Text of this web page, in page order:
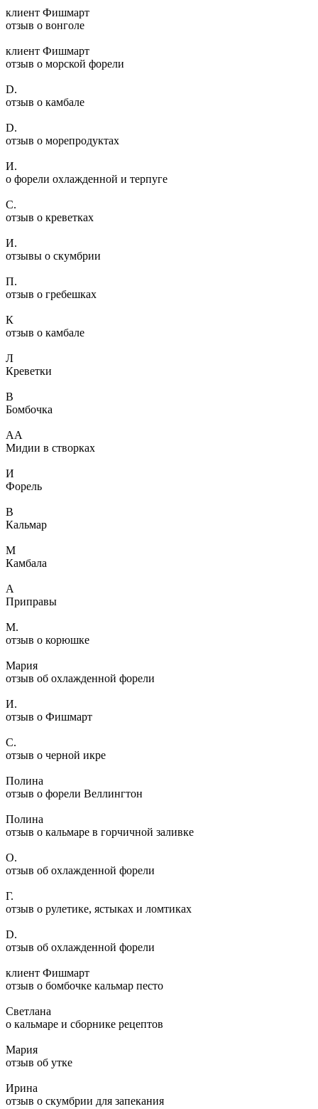
клиент Фишмарт
отзыв о вонголе
клиент Фишмарт
отзыв о морской форели
D.
отзыв о камбале
D.
отзыв о морепродуктах
И.
о форели охлажденной и терпуге
С.
отзыв о креветках
И.
отзывы о скумбрии
П.
отзыв о гребешках
К
отзыв о камбале
Л
Креветки
В
Бомбочка
АА
Мидии в створках
И
Форель
В
Кальмар
М
Камбала
А
Приправы
М.
отзыв о корюшке
Мария
отзыв об охлажденной форели
И.
отзыв о Фишмарт
С.
отзыв о черной икре
Полина
отзыв о форели Веллингтон
Полина
отзыв о кальмаре в горчичной заливке
О.
отзыв об охлажденной форели
Г.
отзыв о рулетике, ястыках и ломтиках
D.
отзыв об охлажденной форели
клиент Фишмарт
отзыв о бомбочке кальмар песто
Светлана
о кальмаре и сборнике рецептов
Мария
отзыв об утке
Ирина
отзыв о скумбрии для запекания